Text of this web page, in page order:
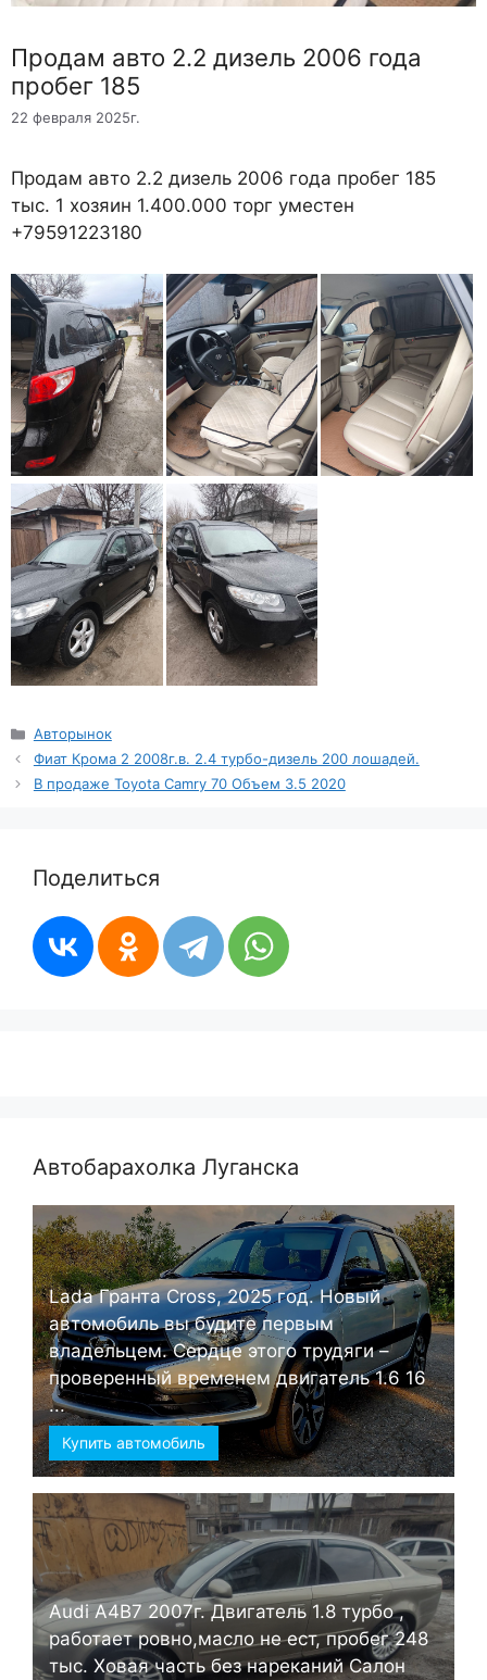
Продам авто 2.2 дизель 2006 года
пробег 185
22 февраля 2025г.
Продам авто 2.2 дизель 2006 года пробег 185
тыс. 1 хозяин 1.400.000 торг уместен
+79591223180
Рубрики
Авторынок
Фиат Крома 2 2008г.в. 2.4 турбо-дизель 200 лошадей.
В продаже Toyota Camry 70 Объем 3.5 2020
Поделиться
Автобарахолка Луганска
Lada Гранта Cross, 2025 год. Новый
автомобиль вы будите первым
владельцем. Сердце этого трудяги –
проверенный временем двигатель 1.6 16
...
Купить автомобиль
Audi А4B7 2007г. Двигатель 1.8 турбо ,
работает ровно,масло не ест, пробег 248
тыс. Ховая часть без нареканий Салон